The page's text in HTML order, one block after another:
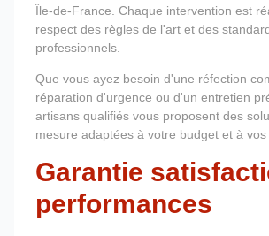
Île-de-France. Chaque intervention est
respect des règles de l'art et des
professionnels.
Que vous ayez besoin d'une réfection
réparation d'urgence ou d'un entretien
artisans qualifiés vous proposent des
mesure adaptées à votre budget et à vos
Garantie
performances